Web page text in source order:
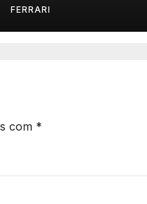
FERRARI
com *